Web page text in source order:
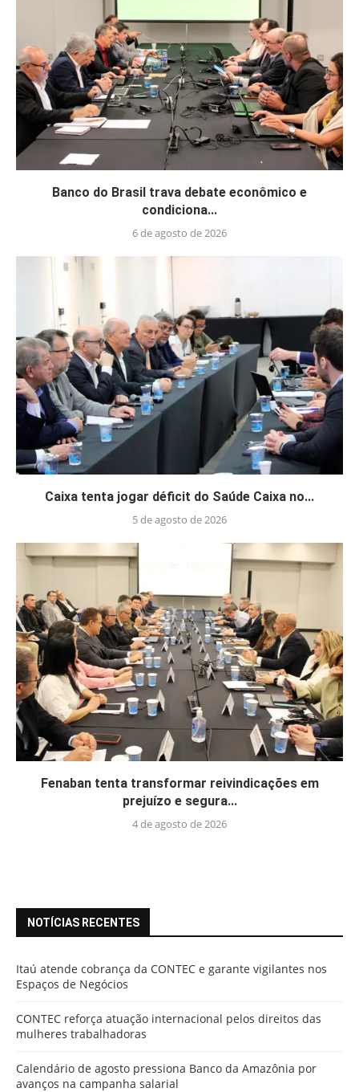
Banco do Brasil trava debate econômico e
condiciona...
6 de agosto de 2026
Caixa tenta jogar déficit do Saúde Caixa no...
5 de agosto de 2026
Fenaban tenta transformar reivindicações em
prejuízo e segura...
4 de agosto de 2026
NOTÍCIAS RECENTES
Itaú atende cobrança da CONTEC e garante vigilantes nos
Espaços de Negócios
CONTEC reforça atuação internacional pelos direitos das
mulheres trabalhadoras
Calendário de agosto pressiona Banco da Amazônia por
avanços na campanha salarial